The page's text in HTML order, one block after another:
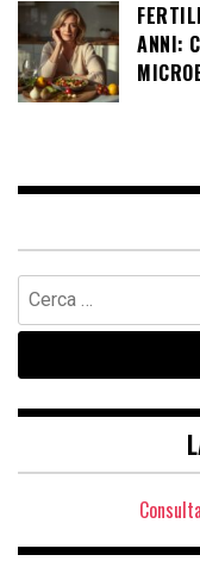
ANNI:
Ricerca
per: